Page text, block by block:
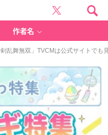
作者名
乱舞無双」TVCMは公式サイトでも